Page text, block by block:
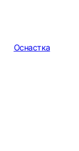
Оснастка